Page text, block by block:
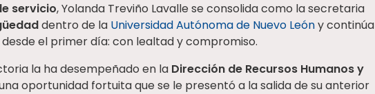
servicio, Yolanda Treviño Lavalle se consolida como la secretaria
dentro de la Universidad Autónoma de Nuevo Leóny continúa
el primer día: con lealtad y compromiso.
la ha desempeñado en la Dirección de Recursos Humanos y
oportunidad fortuita que se le presentó a la salida de su anterior